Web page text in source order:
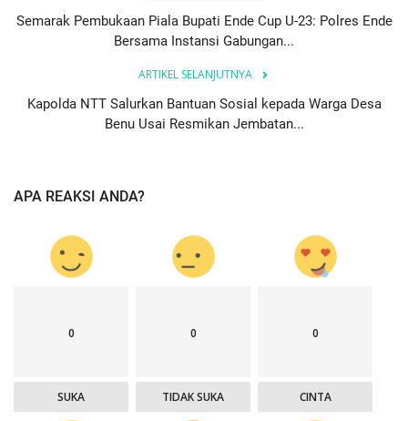
Semarak Pembukaan Piala Bupati Ende Cup U-23: Polres Ende
Bersama Instansi Gabungan...
ARTIKEL SELANJUTNYA
Kapolda NTT Salurkan Bantuan Sosial kepada Warga Desa
Benu Usai Resmikan Jembatan...
APA REAKSI ANDA?
0
SUKA
0
TIDAK SUKA
0
CINTA